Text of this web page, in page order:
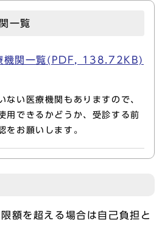
一覧
機関一覧(PDF, 138.72KB)
ない医療機関もありますので、
用できるかどうか、受診する前
をお願いします。
額を超える場合は自己負担と